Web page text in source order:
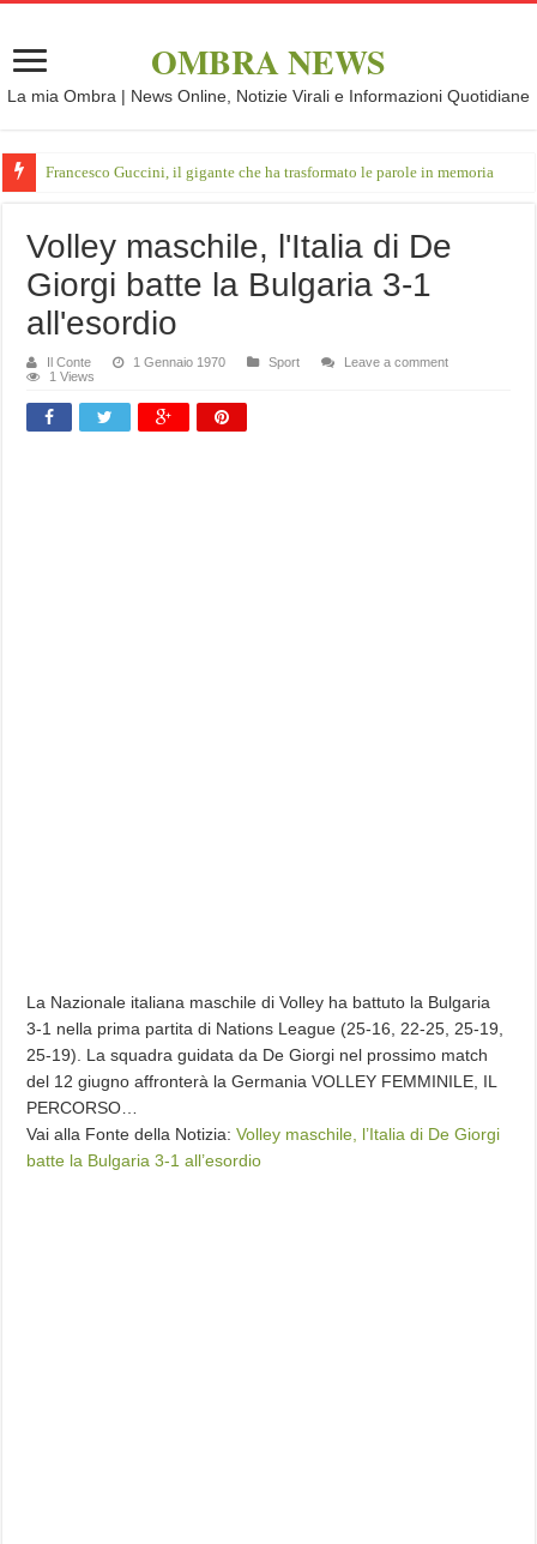
OMBRA NEWS
La mia Ombra | News Online, Notizie Virali e Informazioni Quotidiane
Francesco Guccini, il gigante che ha trasformato le parole in memoria
Volley maschile, l'Italia di De
Giorgi batte la Bulgaria 3-1
all'esordio
Il Conte 1 Gennaio 1970 Sport
Leave a comment
1 Views
La Nazionale italiana maschile di Volley ha battuto la Bulgaria
3-1 nella prima partita di Nations League (25-16, 22-25, 25-19,
25-19). La squadra guidata da De Giorgi nel prossimo match
del 12 giugno affronterà la Germania VOLLEY FEMMINILE, IL
PERCORSO…
Vai alla Fonte della Notizia:Volley maschile, l’Italia di De Giorgi
batte la Bulgaria 3-1 all’esordio